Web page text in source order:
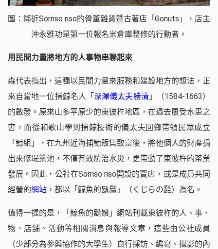
圖：鄰近Sorriso riso的骨董雜貨暨古著店「Gonuts」，店主
沖永雅功是第一位報名米倉庫整修的行動者。
用民間力量將地方的人事物串聯起來
森代表指出，這種以民間力量來服務和建設地方的想法，正
來自當地一位捕鯨名人
「深澤儀太夫勝清」
（1584-1663）
的啟發。原來山多平原少的東彼杵地區，在過去屢受水患之
害，而從和歌山學到捕鯨技術的儀太夫回鄉帶領民眾成立
「鯨組」，在九州近海捕鯨販售致富後，將他個人的財產捐
出來修堤築池，不僅有效防治水災，更帶動了東彼杵的茶業
發展。因此，公社在Sorriso riso開設的賣店，或是成員共同
經營的網站 ，都以「鯨魚的鬍鬚」（くじらの髭）為名。
值得一提的是，「鯨魚的鬍鬚」網站刊載東彼杵的人、事、
物、店舖、活動等相關消息與報導文章，這些由公社成員
（少部分為參與協作的大學生）自行採訪、編寫、攝影的內